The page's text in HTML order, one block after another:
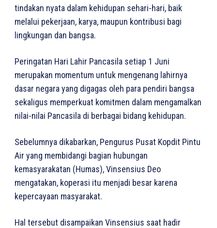
tindakan nyata dalam kehidupan sehari-hari, baik
melalui pekerjaan, karya, maupun kontribusi bagi
lingkungan dan bangsa.
Peringatan Hari Lahir Pancasila setiap 1 Juni
merupakan momentum untuk mengenang lahirnya
dasar negara yang digagas oleh para pendiri bangsa
sekaligus memperkuat komitmen dalam mengamalkan
nilai-nilai Pancasila di berbagai bidang kehidupan.
Sebelumnya dikabarkan, Pengurus Pusat Kopdit Pintu
Air yang membidangi bagian hubungan
kemasyarakatan (Humas), Vinsensius Deo
mengatakan, koperasi itu menjadi besar karena
kepercayaan masyarakat.
Hal tersebut disampaikan Vinsensius saat hadir